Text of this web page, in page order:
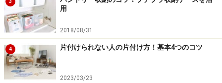
さらに見出しのタイトルについては、これも当然ながら
検索しやすい名称をつけておきましょう。
のような要素を中心に命名します。
プロジェクト名 「○○計画」「××開発」など
クライアント名 企業・メーカー名など
3
用
2018/08/31
4 片付けられない人の片付け方！基本4つのコツ
2023/03/23